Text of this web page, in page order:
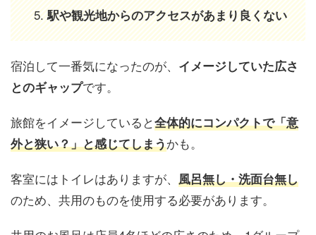
駅や観光地からのアクセスがあまり良くない
宿泊して一番気になったのが、 イメージしていた広さ
とのギャップです。
旅館をイメージしていると全体的にコンパクトで「意
外と狭い？」と感じてしまうかも。
客室にはトイレはありますが、 風呂無し・洗面台無し
のため、共用のものを使用する必要があります。